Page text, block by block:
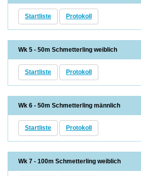
Startliste Protokoll
Wk 5 - 50m Schmetterling weiblich
Startliste Protokoll
Wk 6 - 50m Schmetterling männlich
Startliste Protokoll
Wk 7 - 100m Schmetterling weiblich